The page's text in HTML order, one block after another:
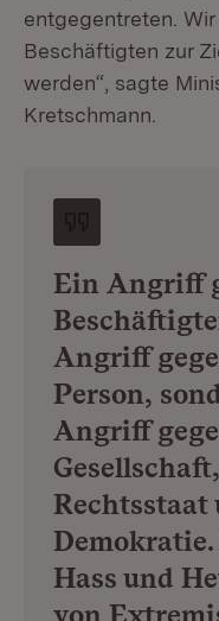
entgegentreten.
Beschäftigten zur
werden“, sagte
Kretschmann.
Ein Angriff
Angriff
Person,
Angriff
Rechtsstaat
Hass und